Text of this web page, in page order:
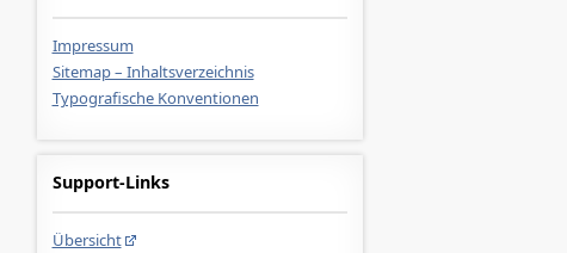
Impressum
Sitemap – Inhaltsverzeichnis
Typografische Konventionen
Support-Links
Übersicht